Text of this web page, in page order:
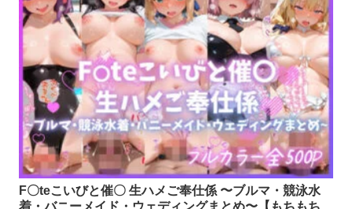
F〇teこいびと催〇 生ハメご奉仕係 〜ブルマ・競泳水
着・バニーメイド・ウェディングまとめ〜【もちもち